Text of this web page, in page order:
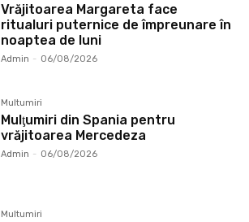
Vrăjitoarea Margareta face
ritualuri puternice de împreunare în
noaptea de luni
Admin - 06/08/2026
Multumiri
Mulţumiri din Spania pentru
vrăjitoarea Mercedeza
Admin - 06/08/2026
Multumiri